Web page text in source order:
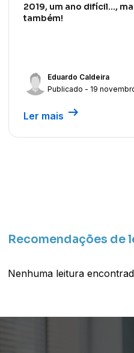
2019, um ano difícil…,
também!
Eduardo Caldeira
Publicado - 19
Ler mais arrow_right_alt
Recomendações de
Nenhuma leitura